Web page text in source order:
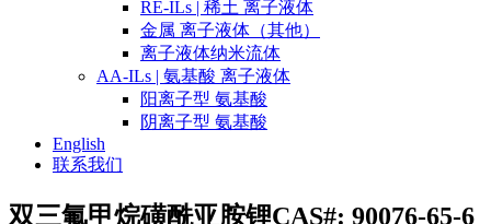
RE-ILs | 稀土 离子液体
金属 离子液体（其他）
离子液体纳米流体
AA-ILs | 氨基酸 离子液体
阳离子型 氨基酸
阴离子型 氨基酸
English
联系我们
双三氟甲烷磺酰亚胺锂CAS#: 90076-65-6